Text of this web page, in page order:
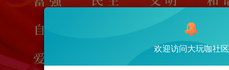
欢迎访问大玩咖社区